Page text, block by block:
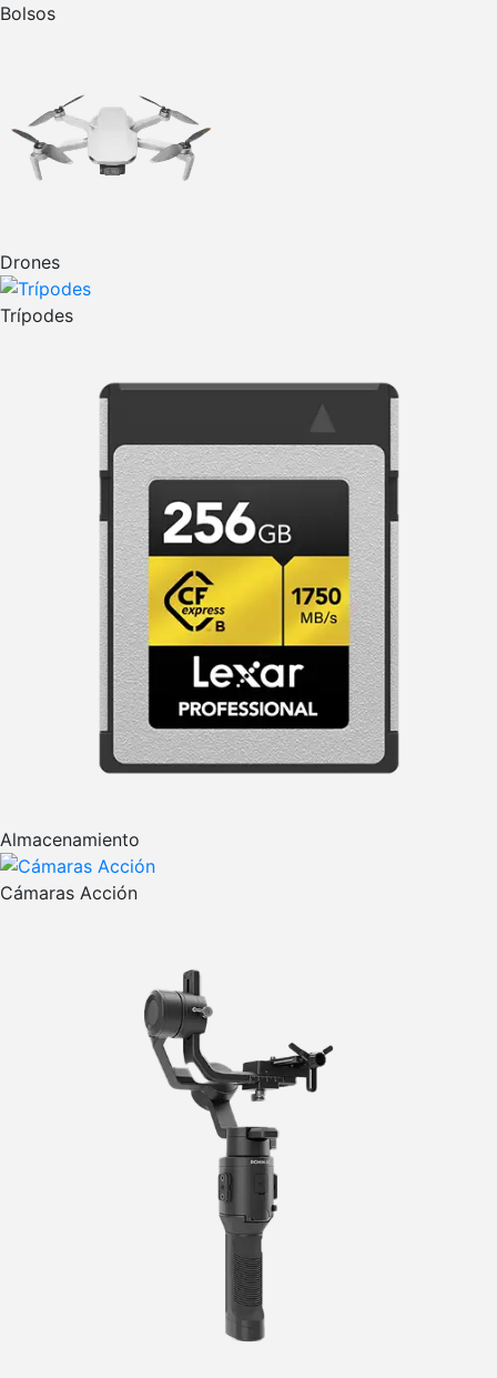
Bolsos
Drones
Trípodes
Almacenamiento
Cámaras Acción